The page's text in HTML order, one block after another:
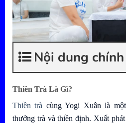
Nội dung chính
Thiền Trà Là Gì?
Thiền trà cùng Yogi Xuân là
thưởng trà và thiền định. Xuất